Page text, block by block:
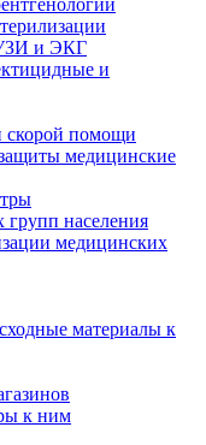
и ЭКГ
и
скорой помощи
медицинские
населения
медицинских
материалы к
к ним